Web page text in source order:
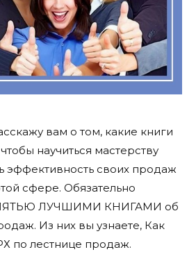
вам о том, какие книги
научиться мастерству
эффективность своих продаж
сфере. Обязательно
ПЯТЬЮ ЛУЧШИМИ КНИГАМИ об
Из них вы узнаете, Как
по лестнице продаж.